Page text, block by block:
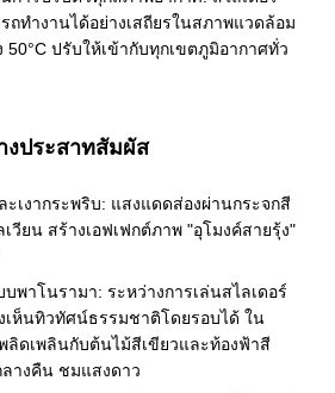
ถทำงานได้อย่างเสถียรในสภาพแวดล้อม
50°C ปรับให้เข้ากับทุกเขตภูมิอากาศทั่ว
ประสาทสัมผัส
ะเงากระพริบ: แสงแดดส่องผ่านกระจกสี
เวียน สร้างเอฟเฟกต์ภาพ "อุโมงค์สายรุ้ง"
พาโนรามา: ระหว่างการเล่นสไลเดอร์
เห็นทิวทัศน์ธรรมชาติโดยรอบได้ ใน
ลิดเพลินกับต้นไม้สีเขียวและท้องฟ้าสี
ลางคืน ชมแสงดาว